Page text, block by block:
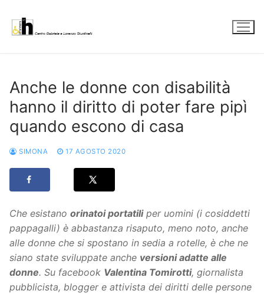
contenuto
Anche le donne con disabilità
hanno il diritto di poter fare pipì
quando escono di casa
SIMONA 17 AGOSTO 2020
Che esistano orinatoi portatiliper uomini (i cosiddetti
pappagalli) è abbastanza risaputo, meno noto, anche
alle donne che si spostano in sedia a rotelle, è che ne
siano state sviluppate anche versioni adatte alle
donne. Su facebook Valentina Tomirotti, giornalista
pubblicista, blogger e attivista dei diritti delle persone